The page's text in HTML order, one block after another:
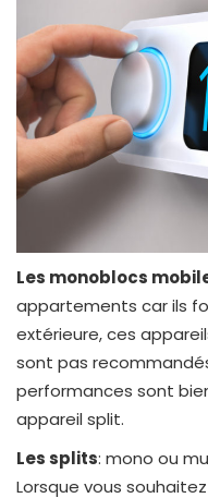
Les monoblocs
appartements car ils
extérieure, ces
sont pas
performances sont
appareil split.
Les splits: mono ou
Lorsque vous